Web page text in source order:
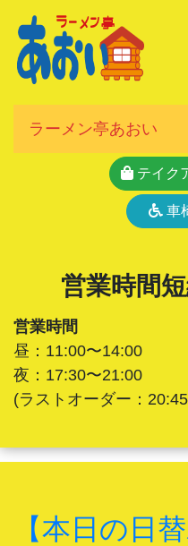
ラーメン亭あおい
テイク
車
営業時間
営業時間
昼：11:00〜14:00
夜：17:30〜21:00
(ラストオーダー：
【本日の日